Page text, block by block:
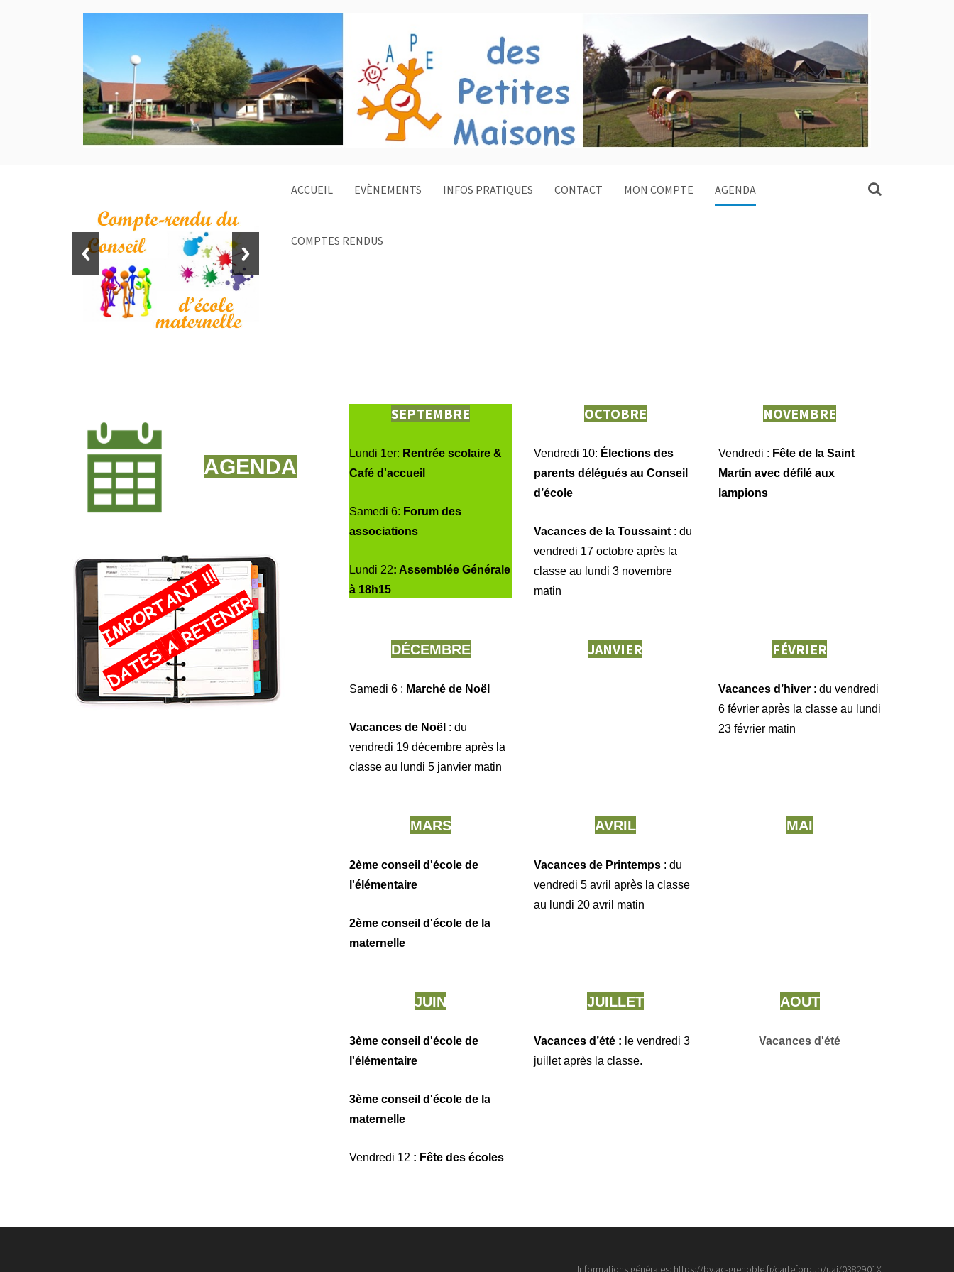
ACCUEIL EVÈNEMENTS INFOS PRATIQUES CONTACT MON COMPTE AGENDA
COMPTES RENDUS
SEPTEMBRE
Lundi 1er: Rentrée scolaire &
Café d'accueil
Samedi 6: Forum des
associations
Lundi 22: Assemblée Générale
à 18h15
OCTOBRE
Vendredi 10: É lections des
parents déléguésau Conseil
d’école
Vacances de la Toussaint: du
vendredi 17 octobre après la
classe au lundi 3 novembre
matin
NOVEMBRE
Vendredi : Fête de la Saint
Martin avec défilé aux
lampions
DÉCEMBRE
Samedi 6 : Marché de Noël
Vacances de Noël : du
vendredi 19 décembre après la
classe au lundi 5 janvier matin
JANVIER FÉVRIER
Vacances d’hiver: du vendredi
6 février après la classe au lundi
23 février matin
MARS
2ème conseil d'école de
l'élémentaire
2ème conseil d'école de la
maternelle
AVRIL
Vacances de Printemps: du
vendredi 5 avril après la classe
au lundi 20 avril matin
MAI
JUIN
3ème conseil d'école de
l'élémentaire
3ème conseil d'école de la
maternelle
Vendredi 12 : Fête des écoles
JUILLET
Vacances d’été : le vendredi 3
juillet après la classe.
AOUT
Vacances d'été
AGENDA
Informations générales: https://bv.ac-grenoble.fr/carteforpub/uai/0382901X